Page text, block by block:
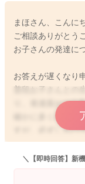
まほさん、こんに
ご相談ありがとう
お子さんの発達に
お答えが遅くなり
普段お子さんとの
り、発達面がご心
確かに多くのお子
すが、必ずしもバ
例えば寝返りが早
早かったなど、身
＼【即時回答】新